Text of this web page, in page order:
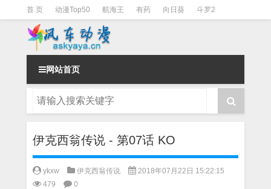
首 页 动漫Top50 航海王 有药 向日葵 斗罗2
斗罗3 火影 一拳超人
网站首页
伊克西翁传说 - 第07话 KO
ykxw 伊克西翁传说
2018年07月22日 15:22:15
479
0